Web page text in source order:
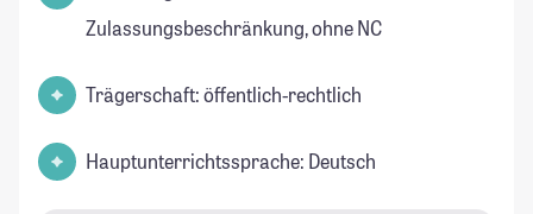
Zulassungsbeschränkung, ohne NC
Trägerschaft: öffentlich-rechtlich
Hauptunterrichtssprache: Deutsch